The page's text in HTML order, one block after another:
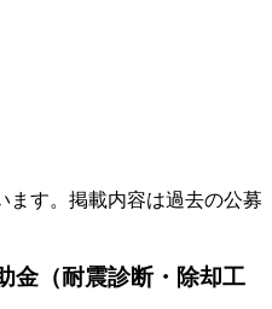
す。 掲載内容は過去の公募
金（耐震診断・除却工